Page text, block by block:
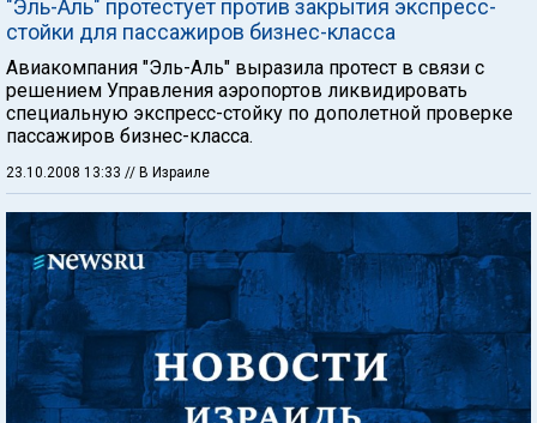
"Эль-Аль" протестует против закрытия экспресс-
стойки для пассажиров бизнес-класса
Авиакомпания "Эль-Аль" выразила протест в связи с
решением Управления аэропортов ликвидировать
специальную экспресс-стойку по дополетной проверке
пассажиров бизнес-класса.
23.10.2008 13:33 // В Израиле